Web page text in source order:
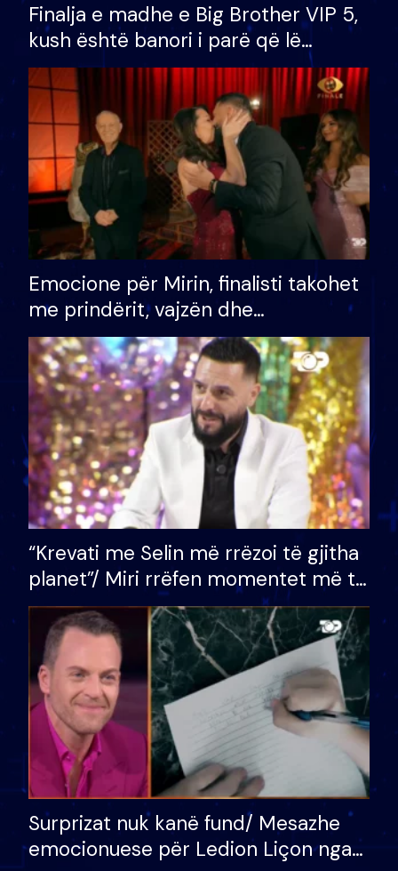
Finalja e madhe e Big Brother VIP 5,
kush është banori i parë që lë
shtëpinë dhe humb mundësinë për
të fituar çmimin e madh
Emocione për Mirin, finalisti takohet
me prindërit, vajzën dhe
bashkëshorten: S’kemi ndonjë letër
divorci apo jo?
“Krevati me Selin më rrëzoi të gjitha
planet”/ Miri rrëfen momentet më të
bukura në shtëpinë e BB VIP: Do më
mungojë zilja e mëngjesit kur…
Surprizat nuk kanë fund/ Mesazhe
emocionuese për Ledion Liçon nga